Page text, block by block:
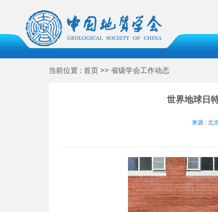
当前位置 : 首页 >> 省级学会工作动态
世界地球日
来源 : 北